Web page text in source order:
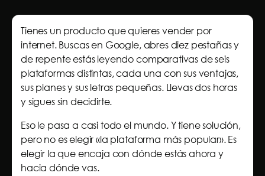
Tienes un producto que quieres vender por
internet. Buscas en Google, abres diez pestañas y
de repente estás leyendo comparativas de seis
plataformas distintas, cada una con sus ventajas,
sus planes y sus letras pequeñas. Llevas dos horas
y sigues sin decidirte.
Eso le pasa a casi todo el mundo. Y tiene solución,
pero no es elegir «la plataforma más popular». Es
elegir la que encaja con dónde estás ahora y
hacia dónde vas.